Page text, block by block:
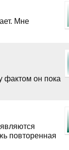
Мне
фактом он пока
повторенная